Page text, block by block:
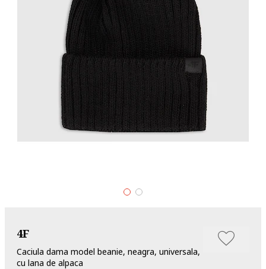
4F
Caciula dama model beanie, neagra, universala,
cu lana de alpaca